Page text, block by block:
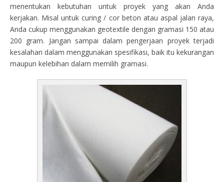
menentukan kebutuhan untuk proyek yang akan Anda
kerjakan. Misal untuk curing / cor beton atau aspal jalan raya,
Anda cukup menggunakan geotextile dengan gramasi 150 atau
200 gram. Jangan sampai dalam pengerjaan proyek terjadi
kesalahan dalam menggunakan spesifikasi, baik itu kekurangan
maupun kelebihan dalam memilih gramasi.